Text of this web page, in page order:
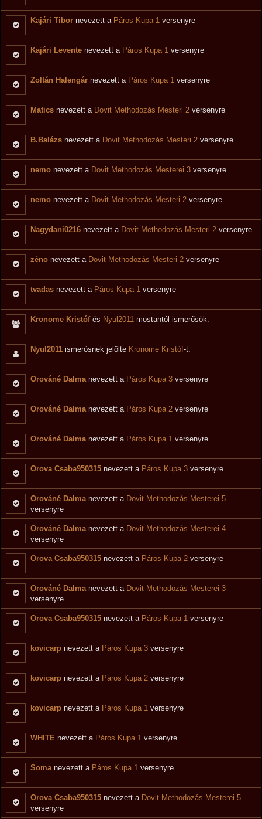
Kajári Tibor nevezett a Páros Kupa 1 versenyre
Kajári Levente nevezett a Páros Kupa 1 versenyre
Zoltán Halengár nevezett a Páros Kupa 1 versenyre
Matics nevezett a Dovit Methodozás Mesteri 2 versenyre
B.Balázs nevezett a Dovit Methodozás Mesteri 2 versenyre
nemo nevezett a Dovit Methodozás Mesterei 3 versenyre
nemo nevezett a Dovit Methodozás Mesteri 2 versenyre
Nagydani0216 nevezett a Dovit Methodozás Mesteri 2 versenyre
zéno nevezett a Dovit Methodozás Mesteri 2 versenyre
tvadas nevezett a Páros Kupa 1 versenyre
Kronome Kristófés Nyul2011 mostantól ismerősök.
Nyul2011 ismerősnek jelölte Kronome Kristóf-t.
Orováné Dalma nevezett a Páros Kupa 3 versenyre
Orováné Dalma nevezett a Páros Kupa 2 versenyre
Orováné Dalma nevezett a Páros Kupa 1 versenyre
Orova Csaba950315 nevezett a Páros Kupa 3 versenyre
Orováné Dalma nevezett a Dovit Methodozás Mesterei 5
versenyre
Orováné Dalma nevezett a Dovit Methodozás Mesterei 4
versenyre
Orova Csaba950315 nevezett a Páros Kupa 2 versenyre
Orováné Dalma nevezett a Dovit Methodozás Mesterei 3
versenyre
Orova Csaba950315 nevezett a Páros Kupa 1 versenyre
kovicarp nevezett a Páros Kupa 3 versenyre
kovicarp nevezett a Páros Kupa 2 versenyre
kovicarp nevezett a Páros Kupa 1 versenyre
WHITE nevezett a Páros Kupa 1 versenyre
Somanevezett a Páros Kupa 1 versenyre
Orova Csaba950315 nevezett a Dovit Methodozás Mesterei 5
versenyre